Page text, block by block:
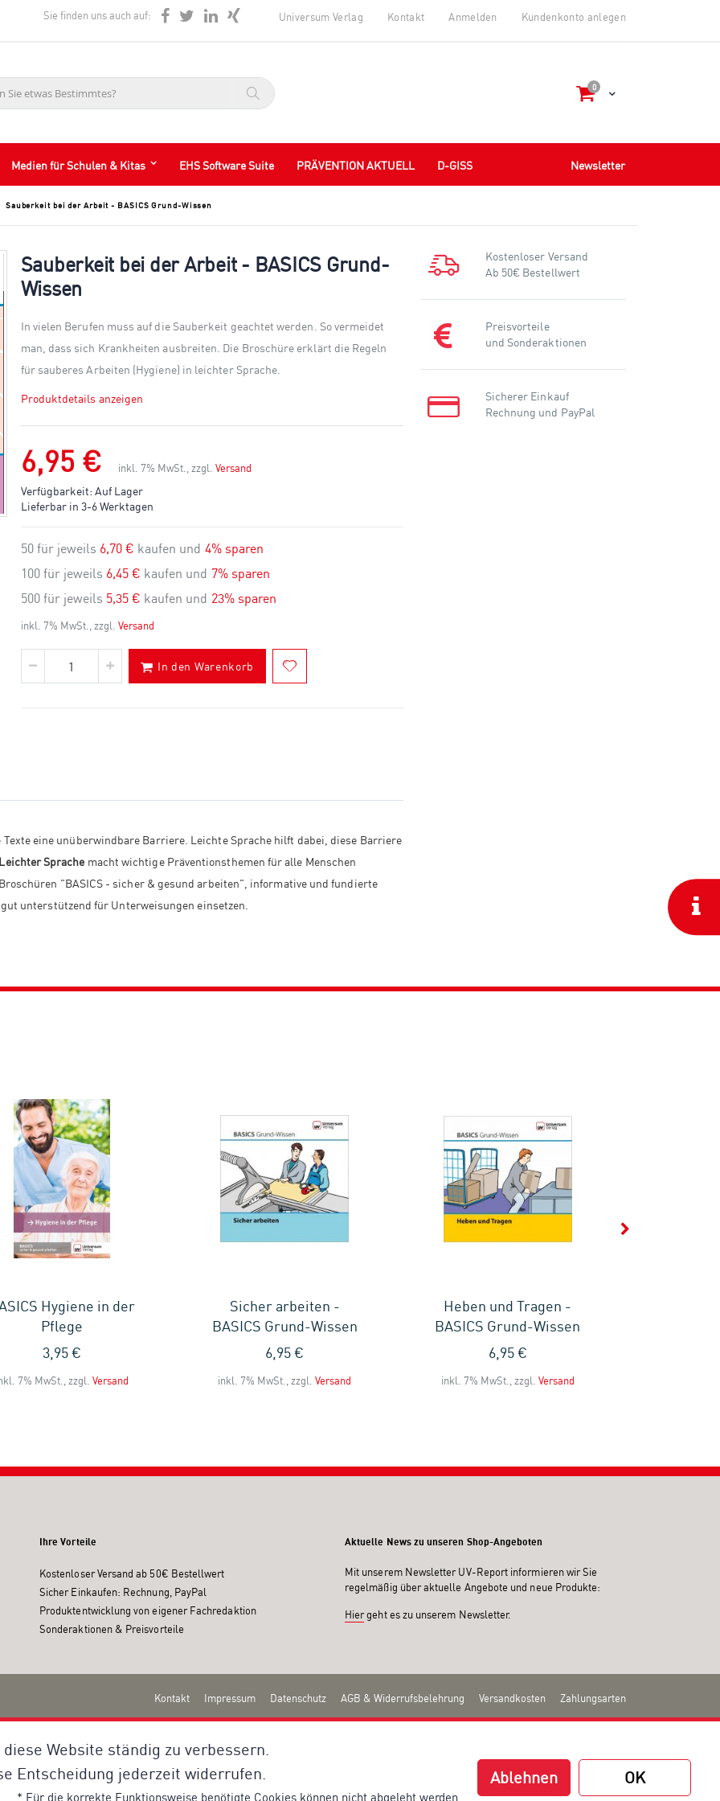
Website ständig zu verbessern.
Entscheidung jederzeit widerrufen.
* Für die korrekte Funktionsweise benötigte Cookies können nicht abgeleht werden.
Ablehnen OK
Sie finden uns auch auf: Universum Verlag Kontakt Anmelden Kundenkonto anlegen
Cart
0Artikel
Medien für Schulen & Kitas EHS Software Suite PRÄVENTION AKTUELL D-GISS Newsletter
Sauberkeit bei der Arbeit - BASICS Grund-Wissen
Sauberkeit bei der Arbeit - BASICS Grund-
Wissen
In vielen Berufen muss auf die Sauberkeit geachtet werden. So vermeidet
man, dass sich Krankheiten ausbreiten. Die Broschüre erklärt die Regeln
für sauberes Arbeiten (Hygiene) in leichter Sprache.
Produktdetails anzeigen
6,95 € inkl. 7% MwSt., zzgl. Versand
Verfügbarkeit: Auf Lager
Lieferbar in 3-6 Werktagen
50 für jeweils 6,70 € kaufen und 4% sparen
100 für jeweils 6,45 € kaufen und 7% sparen
500 für jeweils 5,35 € kaufen und 23% sparen
inkl. 7% MwSt., zzgl. Versand
In den Warenkorb
eine unüberwindbare Barriere. Leichte Sprache hilft dabei, diese Barriere
Sprache macht wichtige Präventionsthemen für alle Menschen
"BASICS - sicher & gesund arbeiten", informative und fundierte
unterstützend für Unterweisungen einsetzen.
Kostenloser Versand
Ab 50€ Bestellwert
Preisvorteile
und Sonderaktionen
Sicherer Einkauf
Rechnung und PayPal
Hygiene in der
Pflege
3,95 €
7% MwSt., zzgl. Versand
Sicher arbeiten -
BASICS Grund-Wissen
6,95 €
inkl. 7% MwSt., zzgl. Versand
Heben und Tragen -
BASICS Grund-Wissen
6,95 €
inkl. 7% MwSt., zzgl. Versand
Ihre Vorteile
Kostenloser Versand ab 50€ Bestellwert
Sicher Einkaufen: Rechnung, PayPal
Produktentwicklung von eigener Fachredaktion
Sonderaktionen & Preisvorteile
Aktuelle News zu unseren Shop-Angeboten
Mit unserem Newsletter UV-Report informieren wir Sie
regelmäßig über aktuelle Angebote und neue Produkte:
Hiergeht es zu unserem Newsletter.
Kontakt Impressum Datenschutz AGB & Widerrufsbelehrung Versandkosten Zahlungsarten